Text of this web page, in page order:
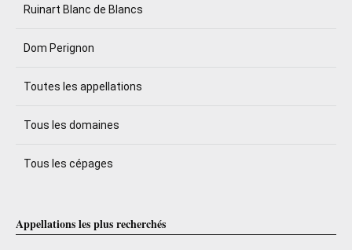
Ruinart Blanc de Blancs
Dom Perignon
Toutes les appellations
Tous les domaines
Tous les cépages
Appellations les plus recherchés